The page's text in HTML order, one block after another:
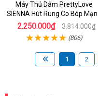
Máy Thủ Dâm PrettyLove
SIENNA Hút Rung Co Bóp Mạnh
Mẽ Nam
2.250.000₫ 3.814.000₫
(806)
1 2